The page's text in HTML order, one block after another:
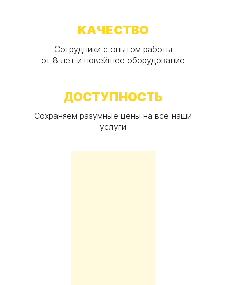
КАЧЕСТВО
Сотрудники с опытом работы
от 8 лет и новейшее оборудование
ДОСТУПНОСТЬ
Сохраняем разумные цены на все наши
услуги